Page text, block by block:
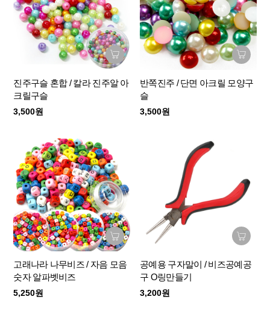
진주구슬 혼합 / 칼라 진주알 아
크릴구슬
3,500원
반쪽진주 / 단면 아크릴 모양구
슬
3,500원
고래나라 나무비즈 / 자음 모음
숫자 알파벳비즈
5,250원
공예용 구자말이 / 비즈공예공
구 O링만들기
3,200원